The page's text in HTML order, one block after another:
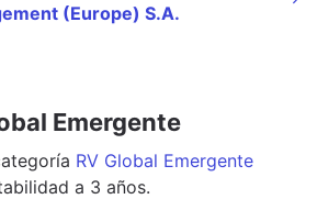
(Europe) S.A.
Emergente
RV Global Emergente
a 3 años.